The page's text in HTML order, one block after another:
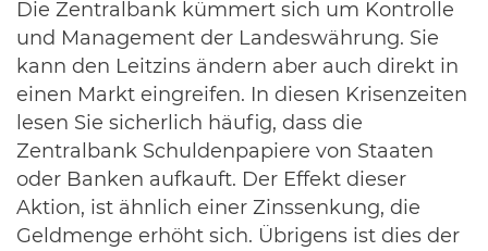
Die Zentralbank kümmert sich um Kontrolle
und Management der Landeswährung. Sie
kann den Leitzins ändern aber auch direkt in
einen Markt eingreifen. In diesen Krisenzeiten
lesen Sie sicherlich häufig, dass die
Zentralbank Schuldenpapiere von Staaten
oder Banken aufkauft. Der Effekt dieser
Aktion, ist ähnlich einer Zinssenkung, die
Geldmenge erhöht sich. Übrigens ist dies der